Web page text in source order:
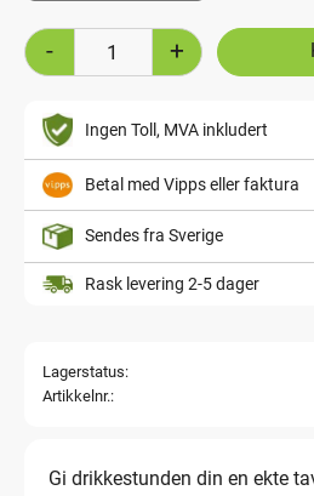
+
-
Ingen Toll, MVA inkludert
Betal med Vipps eller faktura
Sendes fra Sverige
Rask levering 2-5 dager
Lagerstatus
Artikkelnr.
Gi drikkestunden din en ekte